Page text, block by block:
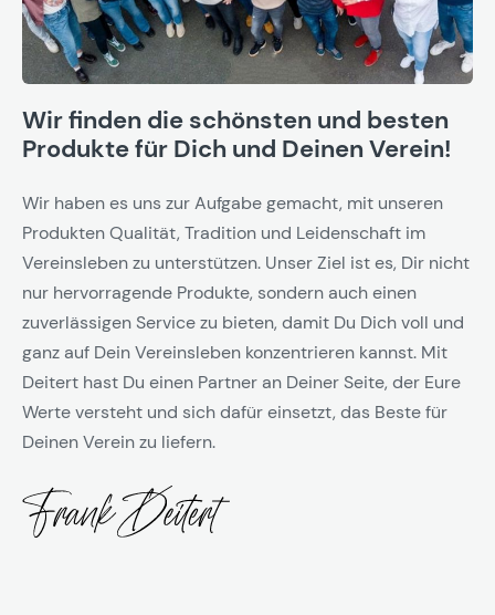
Wir finden die schönsten und besten
Produkte für Dich und Deinen Verein!
Wir haben es uns zur Aufgabe gemacht, mit unseren
Produkten Qualität, Tradition und Leidenschaft im
Vereinsleben zu unterstützen. Unser Ziel ist es, Dir nicht
nur hervorragende Produkte, sondern auch einen
zuverlässigen Service zu bieten, damit Du Dich voll und
ganz auf Dein Vereinsleben konzentrieren kannst. Mit
Deitert hast Du einen Partner an Deiner Seite, der Eure
Werte versteht und sich dafür einsetzt, das Beste für
Deinen Verein zu liefern.